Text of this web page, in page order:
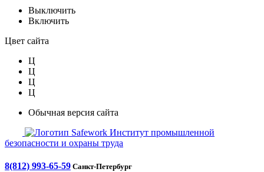
Выключить
Включить
Цвет сайта
Ц
Ц
Ц
Ц
Обычная версия сайта
Safework Институт промышленной
безопасности и охраны труда
8(812) 993-65-59 Санкт-Петербург